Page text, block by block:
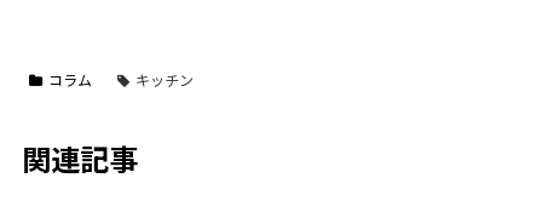
コラム キッチン
関連記事